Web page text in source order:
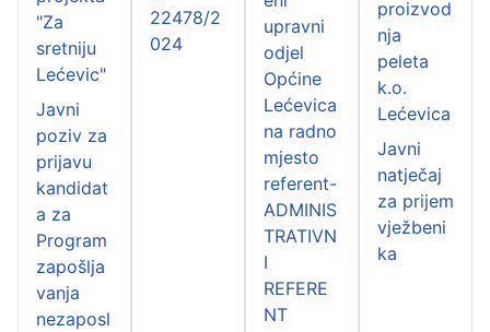
"Za
sretniju
Lećevic"
Javni
poziv za
prijavu
kandidat
a za
Program
zapošlja
vanja
nezaposl
22478/2
024
upravni
odjel
Općine
Lećevica
na radno
mjesto
referent-
ADMINIS
TRATIVN
I
REFERE
NT
proizvod
nja
peleta
k.o.
Lećevica
Javni
natječaj
za prijem
vježbeni
ka